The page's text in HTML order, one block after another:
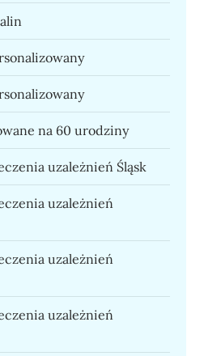
na 60 urodziny
uzależnień Śląsk
uzależnień
uzależnień
uzależnień